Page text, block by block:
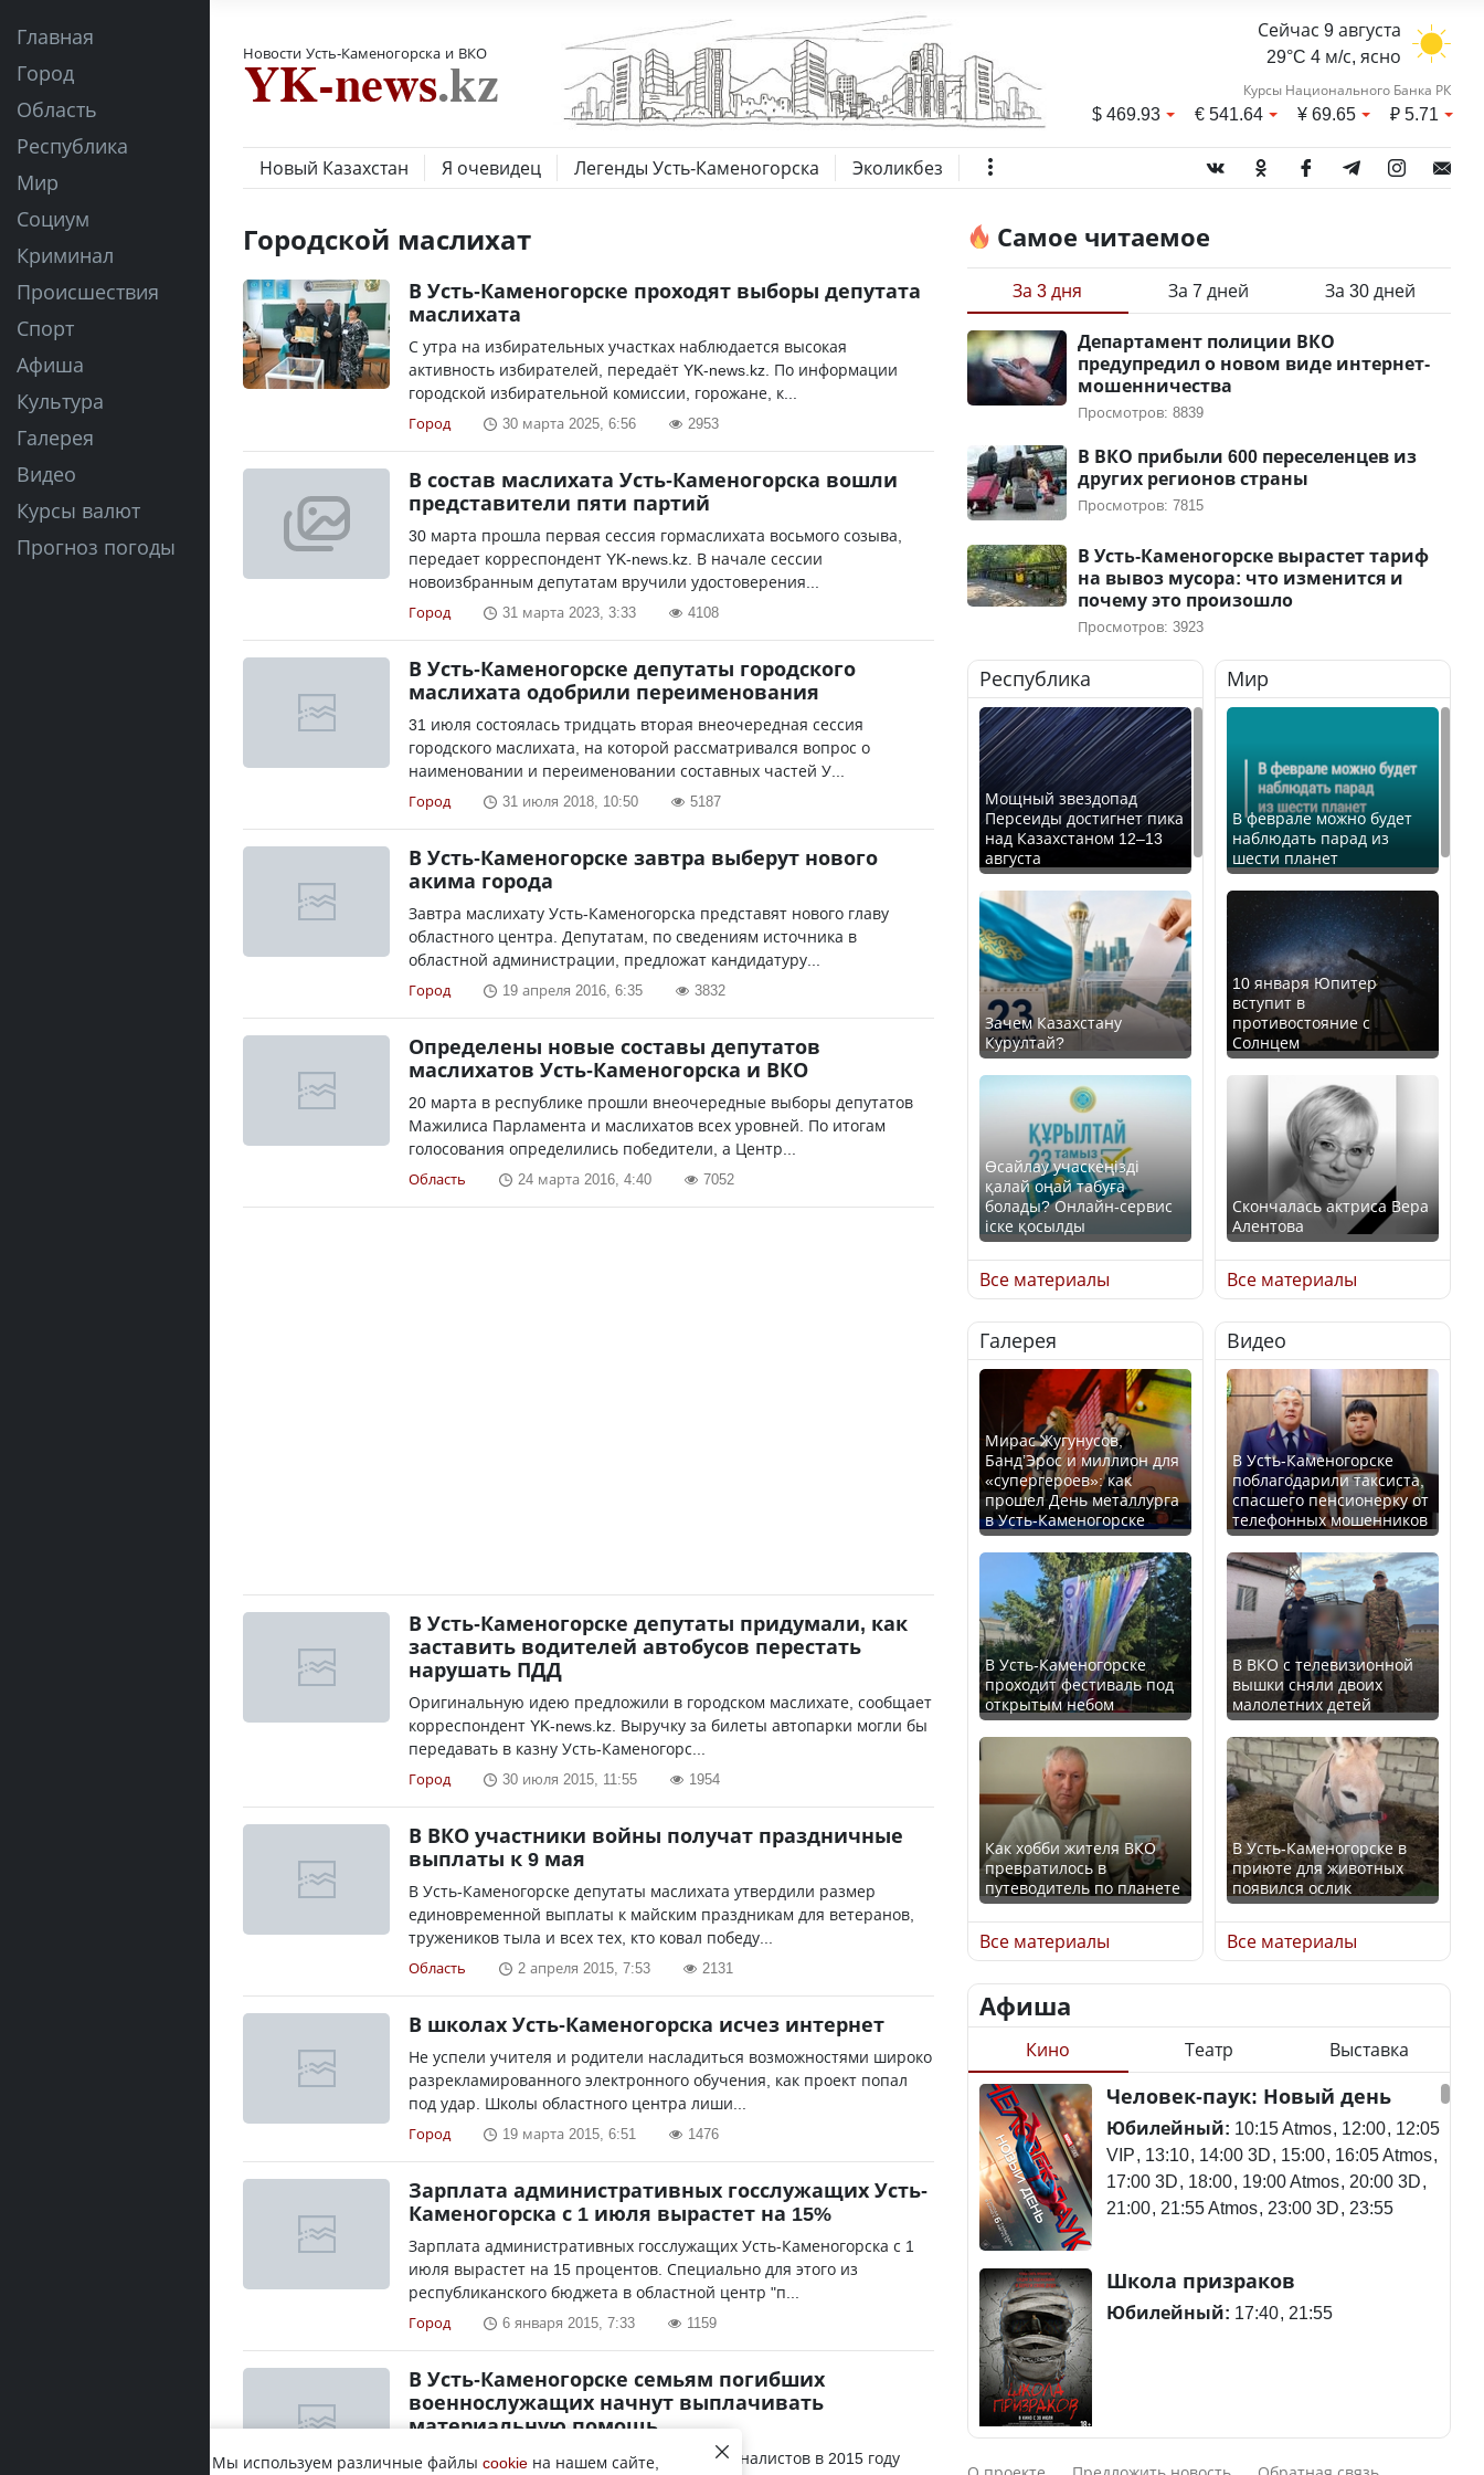
Главная
Город
Область
Республика
Мир
Социум
Криминал
Происшествия
Спорт
Афиша
Культура
Галерея
Видео
Курсы валют
Прогноз погоды
Новости Усть-Каменогорска и ВКО
Сейчас 9 августа
29°C 4 м/с, ясно
Курсы Национального Банка РК
$469.93 €541.64 ¥69.65 ₽5.71
Новый Казахстан Я очевидец Легенды Усть-Каменогорска Эколикбез
Городской маслихат
В Усть-Каменогорске проходят выборы депутата
маслихата
С утра на избирательных участках наблюдается высокая
активность избирателей, передаёт YK-news.kz. По информации
городской избирательной комиссии, горожане, к...
Город 30 марта 2025, 6:56 2953
В состав маслихата Усть-Каменогорска вошли
представители пяти партий
30 марта прошла первая сессия гормаслихата восьмого созыва,
передает корреспондент YK-news.kz. В начале сессии
новоизбранным депутатам вручили удостоверения...
Город 31 марта 2023, 3:33 4108
В Усть-Каменогорске депутаты городского
маслихата одобрили переименования
31 июля состоялась тридцать вторая внеочередная сессия
городского маслихата, на которой рассматривался вопрос о
наименовании и переименовании составных частей У...
Город 31 июля 2018, 10:50 5187
В Усть-Каменогорске завтра выберут нового
акима города
Завтра маслихату Усть-Каменогорска представят нового главу
областного центра. Депутатам, по сведениям источника в
областной администрации, предложат кандидатуру...
Город 19 апреля 2016, 6:35 3832
Определены новые составы депутатов
маслихатов Усть-Каменогорска и ВКО
20 марта в республике прошли внеочередные выборы депутатов
Мажилиса Парламента и маслихатов всех уровней. По итогам
голосования определились победители, а Центр...
Область 24 марта 2016, 4:40 7052
В Усть-Каменогорске депутаты придумали, как
заставить водителей автобусов перестать
нарушать ПДД
Оригинальную идею предложили в городском маслихате, сообщает
корреспондент YK-news.kz. Выручку за билеты автопарки могли бы
передавать в казну Усть-Каменогорс...
Город 30 июля 2015, 11:55 1954
В ВКО участники войны получат праздничные
выплаты к 9 мая
В Усть-Каменогорске депутаты маслихата утвердили размер
единовременной выплаты к майским праздникам для ветеранов,
тружеников тыла и всех тех, кто ковал победу...
Область 2 апреля 2015, 7:53 2131
В школах Усть-Каменогорска исчез интернет
Не успели учителя и родители насладиться возможностями широко
разрекламированного электронного обучения, как проект попал
под удар. Школы областного центра лиши...
Город 19 марта 2015, 6:51 1476
Зарплата административных госслужащих Усть-
Каменогорска с 1 июля вырастет на 15%
Зарплата административных госслужащих Усть-Каменогорска с 1
июля вырастет на 15 процентов. Специально для этого из
республиканского бюджета в областной центр "п...
Город 6 января 2015, 7:33 1159
В Усть-Каменогорске семьям погибших
военнослужащих начнут выплачивать
материальную помощь
Родные павших в боях воинов-интернационалистов в 2015 году
Самое читаемое
За 3 дня За 7 дней За 30 дней
Департамент полиции ВКО
предупредил о новом виде интернет-
мошенничества
Просмотров: 8839
В ВКО прибыли 600 переселенцев из
других регионов страны
Просмотров: 7815
В Усть-Каменогорске вырастет тариф
на вывоз мусора: что изменится и
почему это произошло
Просмотров: 3923
Республика
Мощный звездопад
Персеиды достигнет пика
над Казахстаном 12–13
августа
Зачем Казахстану
Курултай?
Өсайлау учаскеңізді
қалай оңай табуға
болады? Онлайн-сервис
іске қосылды
Как легко найти свой
участок для голосования?
Минтруда назвало
отрасли с самыми
высокими зарплатными
предложениями
Искусственный интеллект
официально включили в
школьную программу
Казахстана
В Казахстане стало
проще получить
направления на
медицинские
обследования
Қазақстан Орталық Азия
елдері арасында әл-ауқат
индексінде көш бастады
Казахстан возглавил
рейтинг благополучия
среди стран Центральной
Азии
Все материалы
Мир
В феврале можно будет
наблюдать парад из
шести планет
10 января Юпитер
вступит в
противостояние с
Солнцем
Скончалась актриса Вера
Алентова
В РФ вынесен заочный
приговор по уголовному
делу об убийстве Игоря
Талькова
В России введены
дополнительные
ограничения для
казахстанских прав
Трамп официально
вступил в должность
президента США
Луну признали объектом
культурного наследия,
находящегося под
угрозой исчезновения
Станет ли
метапневмовирус
эпидемией, рассказали в
ВОЗ
потерпел крушение в
Южной Корее, погибли
120 человек
Все материалы
Галерея
Мирас Жугунусов,
Банд’Эрос и миллион для
«супергероев»: как
прошел День металлурга
в Усть-Каменогорске
В Усть-Каменогорске
проходит фестиваль под
открытым небом
Как хобби жителя ВКО
превратилось в
путеводитель по планете
Все материалы
Видео
В Усть-Каменогорске
поблагодарили таксиста,
спасшего пенсионерку от
телефонных мошенников
В ВКО с телевизионной
вышки сняли двоих
малолетних детей
В Усть-Каменогорске в
приюте для животных
появился ослик
Все материалы
Афиша
Кино Театр Выставка
Человек-паук: Новый день
Юбилейный: 10:15 Atmos 12:00 12:05
VIP 13:10 14:00 3D 15:00 16:05 Atmos
17:00 3D 18:00 19:00 Atmos 20:00 3D
21:00 21:55 Atmos 23:00 3D 23:55
Школа призраков
Юбилейный: 17:40 21:55
Смешарики сквозь вселенные
Мы используем различные файлы cookie на нашем сайте,